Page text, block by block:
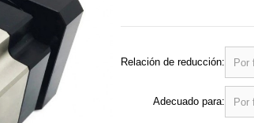
Relación de reducción:
Adecuado para: